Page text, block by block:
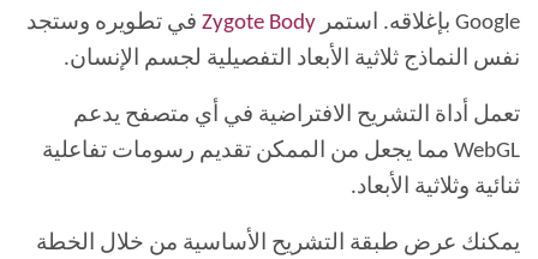
Google بإغلاقه. استمر
Zygote Body في تطويره وستجد
نفس النماذج ثلاثية الأبعاد التفصيلية لجسم الإنسان.
تعمل أداة التشريح الافتراضية في أي متصفح يدعم
WebGL مما يجعل من الممكن تقديم رسومات تفاعلية
ثنائية وثلاثية الأبعاد.
يمكنك عرض طبقة التشريح الأساسية من خلال الخطة